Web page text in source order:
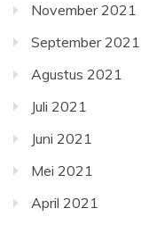
November 2021
September 2021
Agustus 2021
Juli 2021
Juni 2021
Mei 2021
April 2021